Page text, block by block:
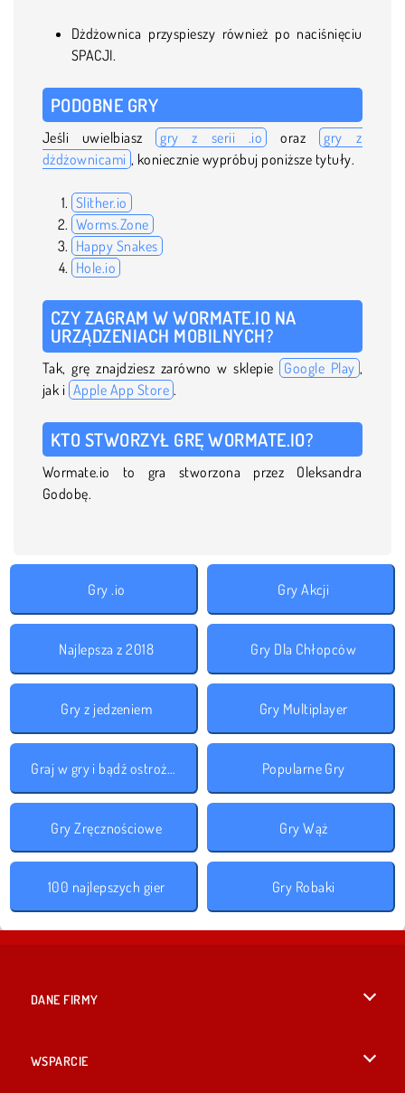
Dżdżownica przyspieszy również po naciśnięciu
SPACJI.
PODOBNE GRY
Jeśli uwielbiasz gry z serii .io oraz gry z
dżdżownicami , koniecznie wypróbuj poniższe tytuły.
Slither.io
Worms.Zone
Happy Snakes
Hole.io
CZY ZAGRAM W WORMATE.IO NA
URZĄDZENIACH MOBILNYCH?
Tak, grę znajdziesz zarówno w sklepie Google Play ,
jak i Apple App Store .
KTO STWORZYŁ GRĘ WORMATE.IO?
Wormate.io to gra stworzona przez Oleksandra
Godobę.
Gry .io Gry Akcji
Najlepsza z 2018 Gry Dla Chłopców
Gry z jedzeniem Gry Multiplayer
Graj w gry i bądź ostrożny! Popularne Gry
Gry Zręcznościowe Gry Wąż
100 najlepszych gier Gry Robaki
DANE FIRMY
WSPARCIE